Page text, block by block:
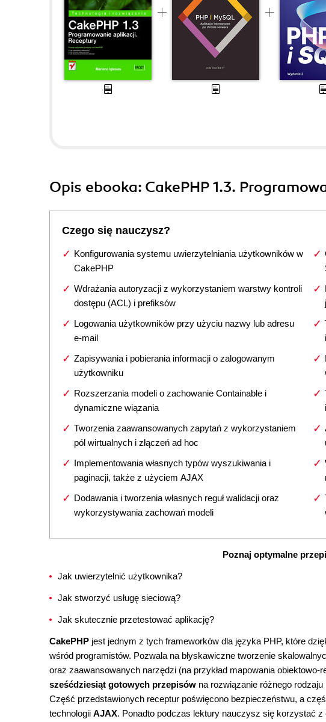
Opis ebooka: CakePHP 1.3.
Czego się nauczysz?
Konfigurowania systemu uwierzytelniania użytkowników w
CakePHP
Wdrażania autoryzacji z wykorzystaniem warstwy kontroli
dostępu (ACL) i prefiksów
Logowania użytkowników przy użyciu nazwy lub adresu
e-mail
Zapisywania i pobierania informacji o zalogowanym
użytkowniku
Rozszerzania modeli o zachowanie Containable i
dynamiczne wiązania
Tworzenia zaawansowanych zapytań z wykorzystaniem
pól wirtualnych i złączeń ad hoc
Implementowania własnych typów wyszukiwania i
paginacji, także z użyciem AJAX
Dodawania i tworzenia własnych reguł walidacji oraz
wykorzystywania zachowań modeli
Poznaj optymalne
Jak uwierzytelnić użytkownika?
Jak stworzyć usługę sieciową?
Jak skutecznie przetestować aplikację?
CakePHP jest jednym z tych frameworków dla języka PHP, które
wśród programistów. Pozwala na błyskawiczne tworzenie
oraz zaawansowanych narzędzi (na przykład mapowania
sześćdziesiąt gotowych przepisów na rozwiązanie różnego
Część przedstawionych receptur poświęcono bezpieczeństwu, a
technologii AJAX. Ponadto podczas lektury nauczysz się korzystać z